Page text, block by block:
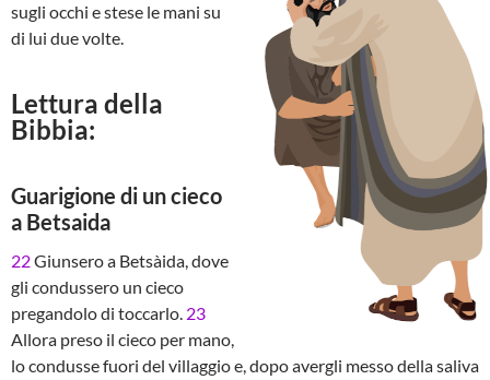
sugli occhi e stese le mani su
di lui due volte.
Lettura della
Bibbia:
Guarigione di un cieco
a Betsaida
22Giunsero a Betsàida, dove
gli condussero un cieco
pregandolo di toccarlo. 23
Allora preso il cieco per mano,
lo condusse fuori del villaggio e, dopo avergli messo della saliva